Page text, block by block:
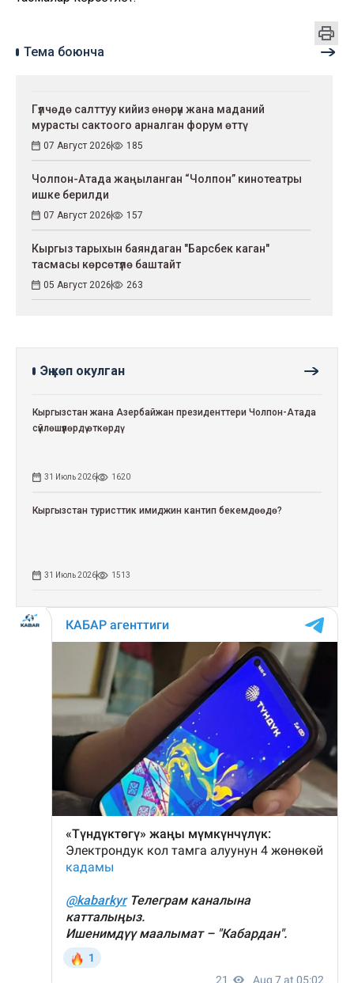
Тема боюнча
Гүлчөдө салттуу кийиз өнөрүн жана маданий
мурасты сактоого арналган форум өттү
07 Август 2026 185
Чолпон-Атада жаңыланган “Чолпон” кинотеатры
ишке берилди
07 Август 2026 157
Кыргыз тарыхын баяндаган "Барсбек каган"
тасмасы көрсөтүлө баштайт
05 Август 2026 263
Эң көп окулган
Кыргызстан жана Азербайжан президенттери Чолпон-Атада
сүйлөшүүлөрдү өткөрдү
31 Июль 2026 1620
Кыргызстан туристтик имиджин кантип бекемдөөдө?
31 Июль 2026 1513